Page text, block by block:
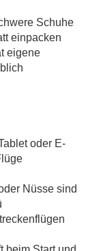
Schuhe
einpacken
eigene
oder E-
Nüsse sind